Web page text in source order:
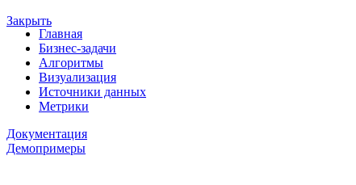
Закрыть
Главная
Бизнес-задачи
Алгоритмы
Визуализация
Источники данных
Метрики
Документация
Демопримеры